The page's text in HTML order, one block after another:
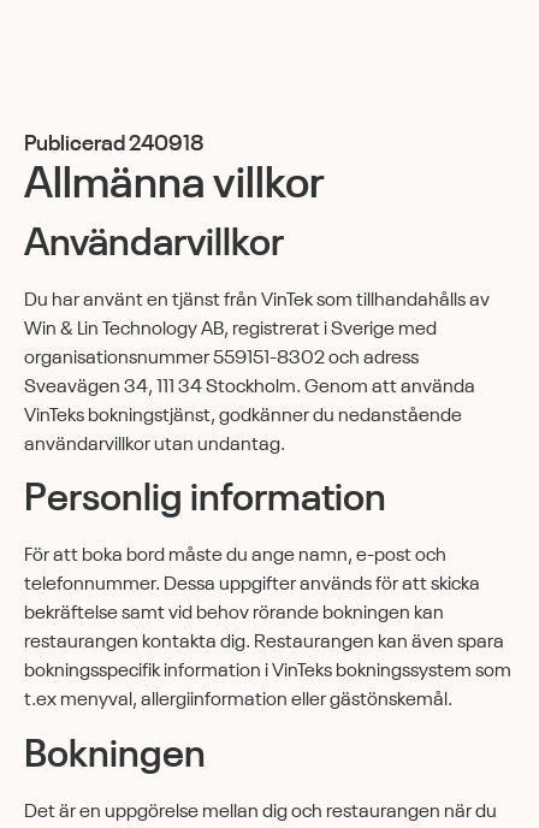
Publicerad 240918
Allmänna villkor
Användarvillkor
Du har använt en tjänst från VinTek som tillhandahålls av
Win & Lin Technology AB, registrerat i Sverige med
organisationsnummer 559151-8302 och adress
Sveavägen 34, 111 34 Stockholm. Genom att använda
VinTeks bokningstjänst, godkänner du nedanstående
användarvillkor utan undantag.
Personlig information
För att boka bord måste du ange namn, e-post och
telefonnummer. Dessa uppgifter används för att skicka
bekräftelse samt vid behov rörande bokningen kan
restaurangen kontakta dig. Restaurangen kan även spara
bokningsspecifik information i VinTeks bokningssystem som
t.ex menyval, allergiinformation eller gästönskemål.
Bokningen
Det är en uppgörelse mellan dig och restaurangen när du